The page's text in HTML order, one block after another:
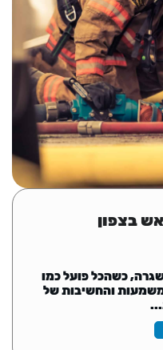
בצפון
כשהכל פועל כמו
והחשיבות של